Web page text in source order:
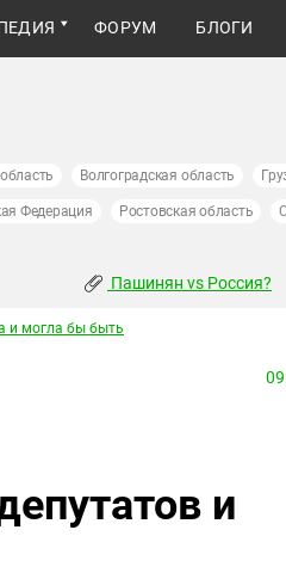
ФОРУМ БЛОГИ
Волгоградская область
Федерация Ростовская область
Пашинян vs Россия?
и могла бы быть
и